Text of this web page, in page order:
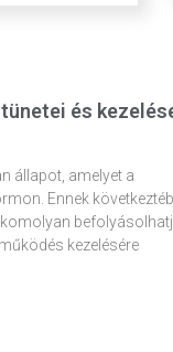
és
állapot, amelyet a
Ennek
kezelésére